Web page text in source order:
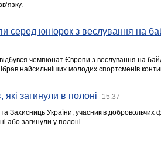
юніорок з веслування на
чемпіонат Європи з веслування на
найсильніших молодих спортсменів
загинули в полоні 15:37
Захисниць України, учасників добровольчих
або загинули у полоні.